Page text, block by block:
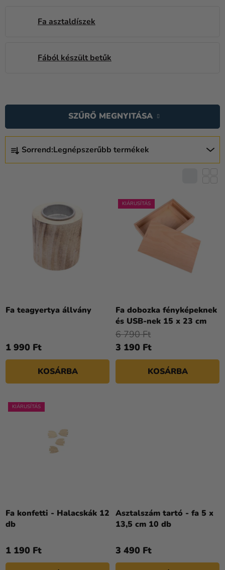
Újdonság
kellékek
Témák
Személyre
Kiárusítás
Rólunk
Fa asztaldíszek
Fából készült betűk
E
R
Z
E
Sorrend:Legnépszerűbb termékek
SZŰRŐ MEGNYITÁSA
E
R
M
É
K
Fa teagyertya állvány
1 990 Ft
KOSÁRBA
KIÁRUSÍTÁS
Fa dobozka fényképeknek
és USB-nek 15 x 23 cm
3 190 Ft
6 790 Ft
KOSÁRBA
KIÁRUSÍTÁS
Fa konfetti - Halacskák 12
db
1 190 Ft
Asztalszám tartó - fa 5 x
13,5 cm 10 db
3 490 Ft